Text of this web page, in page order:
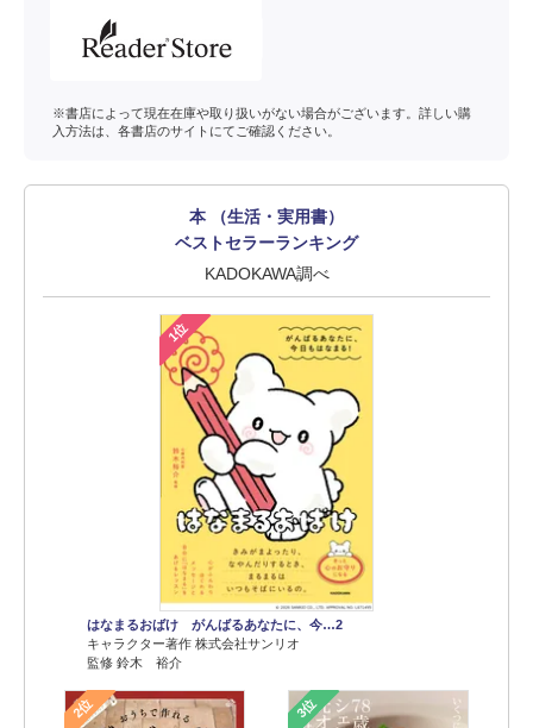
※書店によって現在在庫や取り扱いがない場合がございます。詳しい購
入方法は、各書店のサイトにてご確認ください。
本 （生活・実用書）
ベストセラーランキング
KADOKAWA調べ
1位
はなまるおばけ がんばるあなたに、今…2
キャラクター著作 株式会社サンリオ
監修 鈴木 裕介
2位 3位